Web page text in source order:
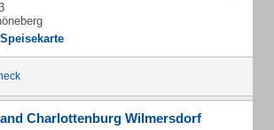
Speisekarte
Charlottenburg Wilmersdorf